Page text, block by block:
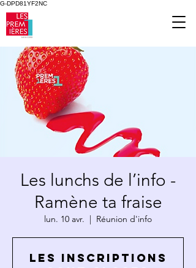
G-DPD81YF2NC
Les lunchs de l’info -
Ramène ta fraise
lun. 10 avr.
  |
Réunion d'info
Les inscriptions